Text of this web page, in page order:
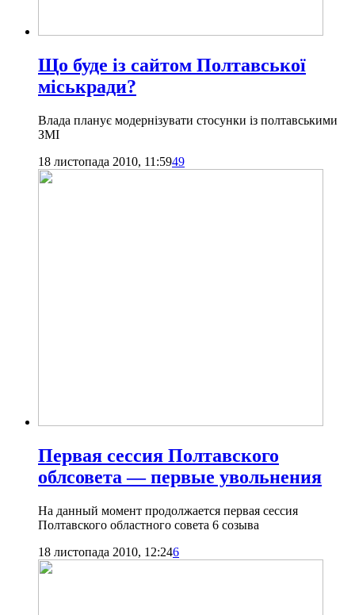
Що буде із сайтом Полтавської
міськради?
Влада планує модернізувати стосунки із полтавськими
ЗМІ
18 листопада 2010, 11:5949
Первая сессия Полтавского
облсовета — первые увольнения
На данный момент продолжается первая сессия
Полтавского областного совета 6 созыва
18 листопада 2010, 12:246